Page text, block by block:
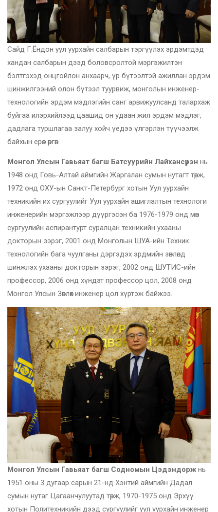
Сайд Г.Ёндон уул уурхайн салбарын тэргүүлэх эрдэмтдэд
хандан салбарын дээд боловсролтой мэргэжилтэн
бэлтгэхэд онцгойлон анхаарч, үр бүтээлтэй ажиллан эрдэм
шинжилгээний олон бүтээл туурвиж, монголын инженер-
технологийн эрдэм мэдлэгийн санг арвижуулсанд талархаж
буйгаа илэрхийлээд цаашид он удаан жил эрдэм мэдлэг,
дадлага туршлагаа залуу хойч үедээ үлгэрлэн түүчээлж
байхын ерөөл өргөв.
Монгол Улсын Гавьяат багш Батсуурийн Лайхансүрэн нь
1948 онд Говь-Алтай аймгийн Жаргалан сумын нутагт төрж,
1972 онд ОХУ-ын Санкт-Петербург хотын Уул уурхайн
техникийн их сургуулийг Уул уурхайн ашиглалтын технологи
инженерийн мэргэжлээр дүүргэсэн ба 1976-1979 онд мөн
сургуулийн аспирантурт суралцан техникийн ухааны
докторын зэрэг, 2001 онд Монголын ШУА-ийн Техник
технологийн бага чуулганы дэргэдэх эрдмийн зөвлөлд
шинжлэх ухааны докторын зэрэг, 2002 онд ШУТИС-ийн
профессор, 2006 онд хүндэт профессор цол, 2008 онд
Монгол Улсын Зөвлөх инженер цол хүртэж байжээ.
Монгол Улсын Гавьяат багш Содномын Цэдэндорж нь
1951 оны 3 дугаар сарын 21-нд Хэнтий аймгийн Дадал
сумын нутаг Цагаанчулуутад төрж, 1970-1975 онд Эрхүү
хотын Политехникийн дээд сургуулийг уул уурхайн инженер